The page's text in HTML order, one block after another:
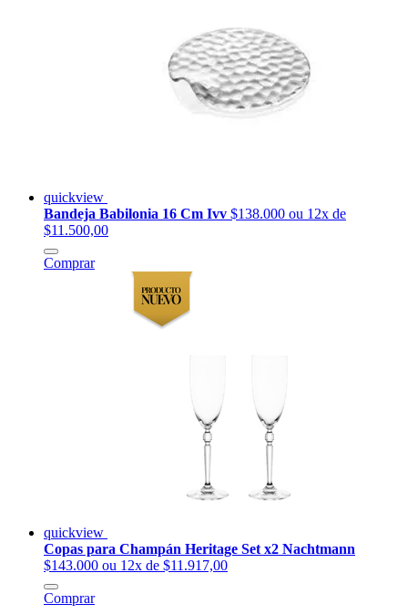
quickview
Bandeja Babilonia 16 Cm Ivv $138.000 ou 12x de
$11.500,00
Comprar
quickview
Copas para Champán Heritage Set x2 Nachtmann
$143.000 ou 12x de $11.917,00
Comprar